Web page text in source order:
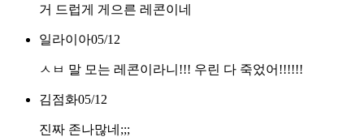
거 드럽게 게으른 레콘이네
일라이아05/12
ㅅㅂ 말 모는 레콘이라니!!! 우린 다 죽었어!!!!!!
김점화05/12
진짜 존나많네;;;